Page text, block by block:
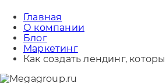
Главная
О компании
Блог
Маркетинг
Как создать лендинг,